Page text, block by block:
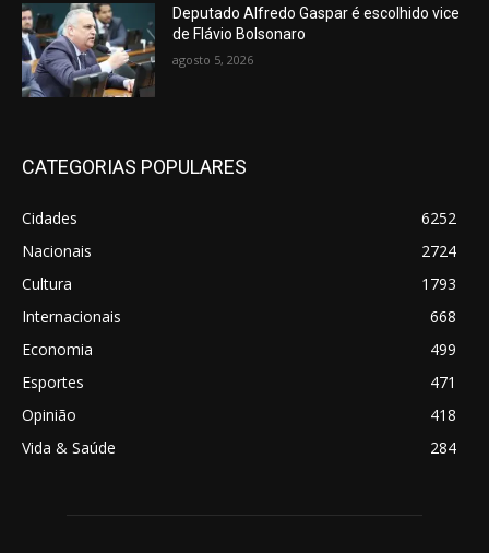
Deputado Alfredo Gaspar é escolhido vice
de Flávio Bolsonaro
agosto 5, 2026
CATEGORIAS POPULARES
Cidades
6252
Nacionais
2724
Cultura
1793
Internacionais
668
Economia
499
Esportes
471
Opinião
418
Vida & Saúde
284